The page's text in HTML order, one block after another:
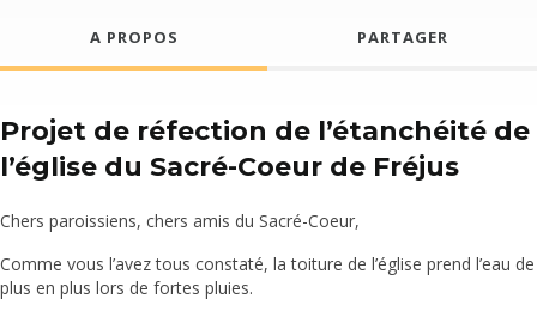
A PROPOS PARTAGER
Projet de réfection de l’étanchéité de
l’église du Sacré-Coeur de Fréjus
Chers paroissiens, chers amis du Sacré-Coeur,
Comme vous l’avez tous constaté, la toiture de l’église prend l’eau de
plus en plus lors de fortes pluies.